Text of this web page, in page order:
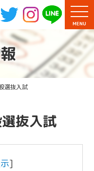
MENU
選抜入試
抜入試
]